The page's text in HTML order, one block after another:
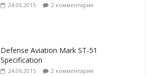
24.06.2015 2 комментария
Defense Aviation Mark ST-51
Specification
24.06.2015 2 комментария